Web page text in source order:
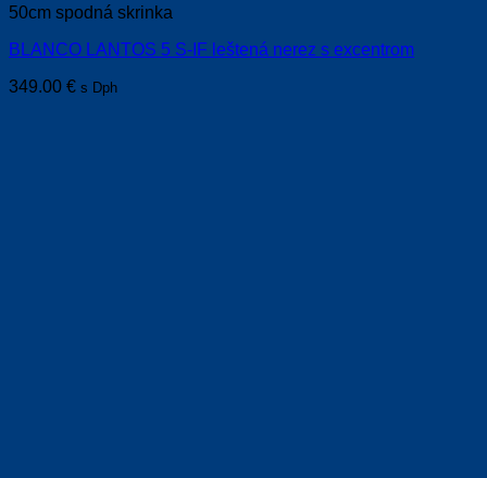
50cm spodná skrinka
BLANCO LANTOS 5 S-IF leštená nerez s excentrom
349.00 € s Dph